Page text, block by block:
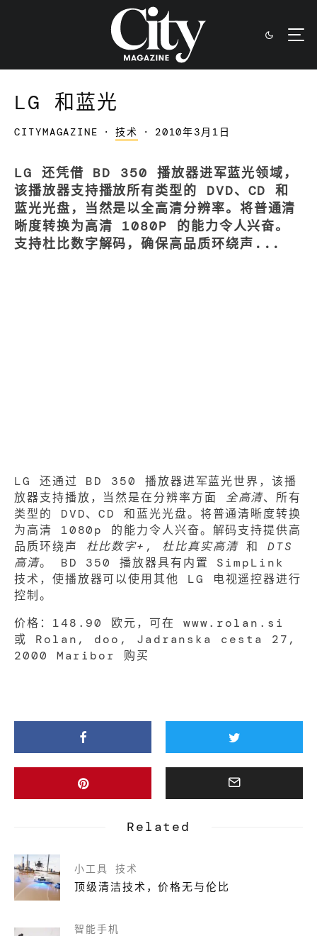
LG 和蓝光
CITYMAGAZINE · 技术 · 2010年3月1日
LG 还凭借 BD 350 播放器进军蓝光领域，
该播放器支持播放所有类型的 DVD、CD 和
蓝光光盘，当然是以全高清分辨率。将普通清
晰度转换为高清 1080P 的能力令人兴奋。
支持杜比数字解码，确保高品质环绕声...
LG 还通过 BD 350 播放器进军蓝光世界，该播
放器支持播放，当然是在分辨率方面
全高清、所有
类型的 DVD、CD 和蓝光光盘。将普通清晰度转换
为高清 1080p 的能力令人兴奋。解码支持提供高
品质环绕声
杜比数字+ , 杜比真实高清和DTS
高清。 BD 350 播放器具有内置 SimpLink
技术，使播放器可以使用其他 LG 电视遥控器进行
控制。
价格：148.90 欧元，可在 www.rolan.si
或 Rolan, doo, Jadranska cesta 27,
2000 Maribor 购买
Related
小工具 技术
顶级清洁技术，价格无与伦比
智能手机